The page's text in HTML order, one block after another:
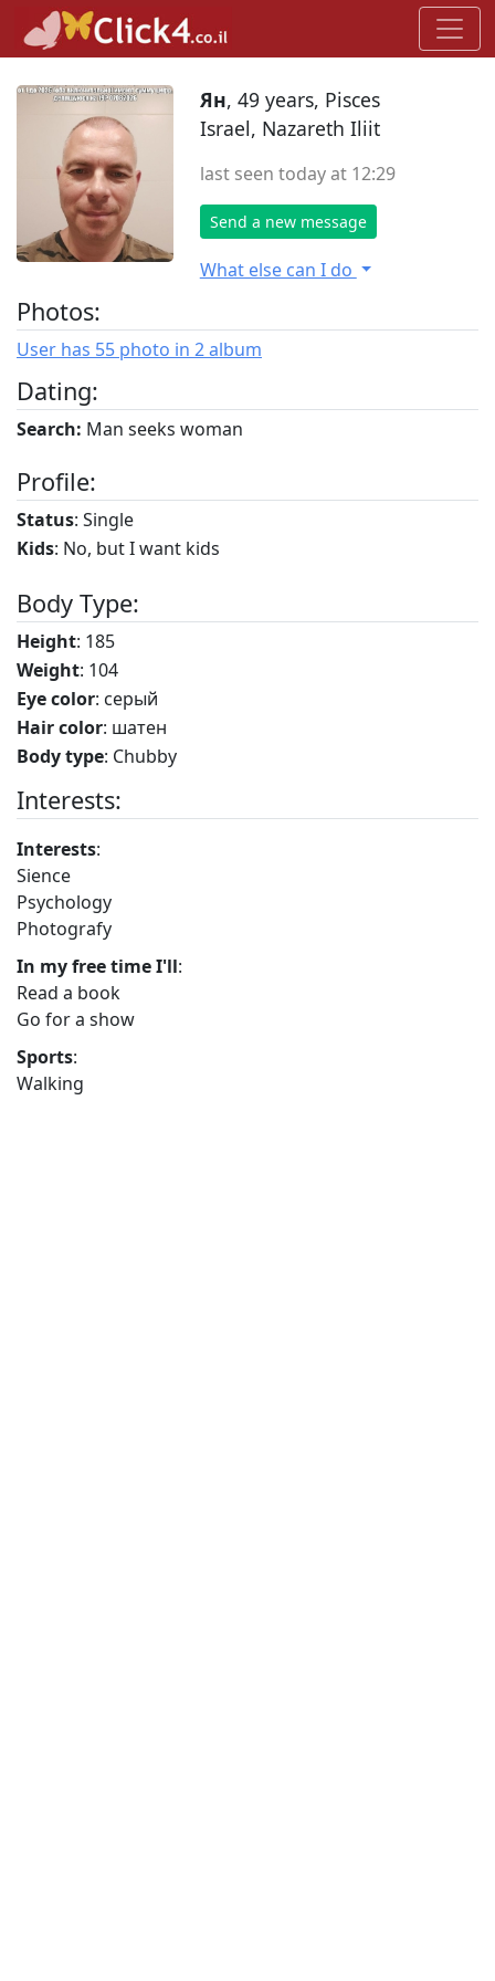
Ян, 49 years, Pisces
Israel, Nazareth Iliit
last seen today at 12:29
Send a new message
What else can I do
Photos:
User has 55 photo in 2 album
Dating:
Search: Man seeks woman
Profile:
Status: Single
Kids: No, but I want kids
Body Type:
Height: 185
Weight: 104
Eye color: серый
Hair color: шатен
Body type: Chubby
Interests:
Interests:
Sience
Psychology
Photografy
In my free time I'll:
Read a book
Go for a show
Sports:
Walking